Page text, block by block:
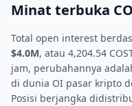
Minat terbuka
Total open interest
$4.0M, atau 4,204.54
jam, perubahannya
di dunia OI pasar kripto
Posisi berjangka